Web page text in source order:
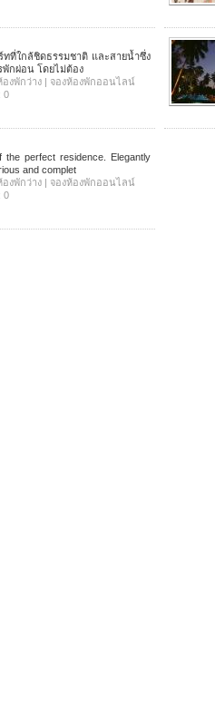
ที่ใกล้ชิดธรรมชาติ และสายน้ำซึ่ง
พักผ่อน โดยไม่ต้อง
องพักว่าง | จองห้องพักออนไลน์
0
the perfect residence. Elegantly
and complet
องพักว่าง | จองห้องพักออนไลน์
0